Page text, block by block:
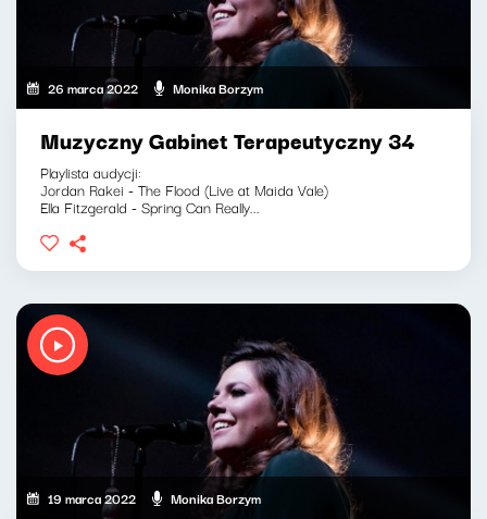
26 marca 2022 Monika Borzym
Muzyczny Gabinet Terapeutyczny 34
Playlista audycji:
Jordan Rakei - The Flood (Live at Maida Vale)
Ella Fitzgerald - Spring Can Really...
19 marca 2022 Monika Borzym